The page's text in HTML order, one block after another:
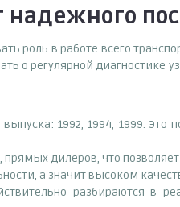
надежного
роль в работе всего
о регулярной диагностике
1992, 1994, 1999. Это
дилеров, что
а значит высоком
разбираются в